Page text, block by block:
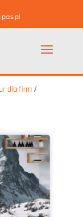
dla firm /